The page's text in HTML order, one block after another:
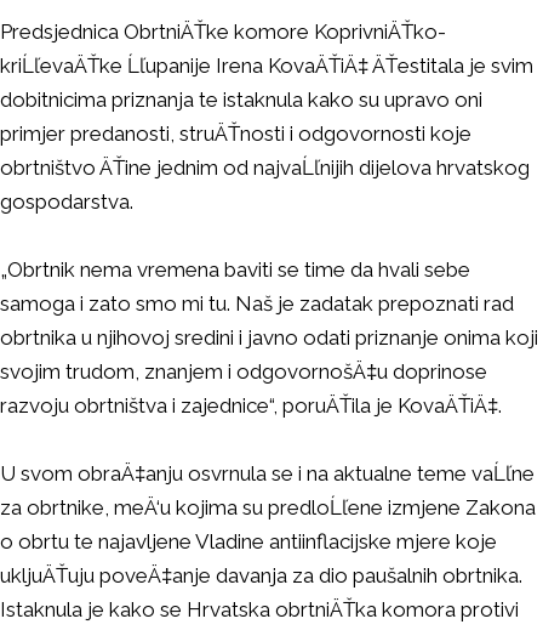
Predsjednica ObrtniÄŤke komore KoprivniÄŤko-
kriĹľevaÄŤke Ĺľupanije Irena KovaÄŤiÄ‡ ÄŤestitala je svim
dobitnicima priznanja te istaknula kako su upravo oni
primjer predanosti, struÄŤnosti i odgovornosti koje
obrtništvo ÄŤine jednim od najvaĹľnijih dijelova hrvatskog
gospodarstva.
„Obrtnik nema vremena baviti se time da hvali sebe
samoga i zato smo mi tu. Naš je zadatak prepoznati rad
obrtnika u njihovoj sredini i javno odati priznanje onima koji
svojim trudom, znanjem i odgovornošÄ‡u doprinose
razvoju obrtništva i zajednice“, poruÄŤila je KovaÄŤiÄ‡.
U svom obraÄ‡anju osvrnula se i na aktualne teme vaĹľne
za obrtnike, meÄ‘u kojima su predloĹľene izmjene Zakona
o obrtu te najavljene Vladine antiinflacijske mjere koje
ukljuÄŤuju poveÄ‡anje davanja za dio paušalnih obrtnika.
Istaknula je kako se Hrvatska obrtniÄŤka komora protivi